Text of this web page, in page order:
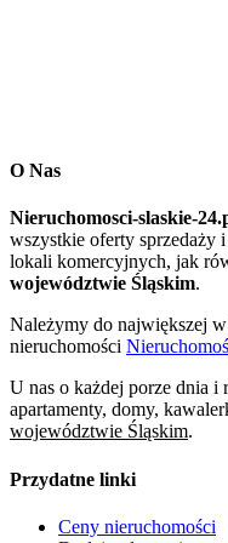
O Nas
Nieruchomosci-slaskie-
wszystkie oferty sprzedaży
lokali komercyjnych, jak
województwie Śląskim.
Należymy do największej
nieruchomości
U nas o każdej porze dnia i
apartamenty, domy,
województwie Śląskim.
Przydatne linki
Ceny nieruchomości